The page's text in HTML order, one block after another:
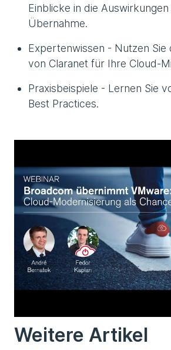
Einblicke in die
Übernahme.
Expertenwissen - Nutzen Sie
von Claranet für Ihre Cloud-
Praxisbeispiele - Lernen Sie
Best Practices.
Weitere Artikel